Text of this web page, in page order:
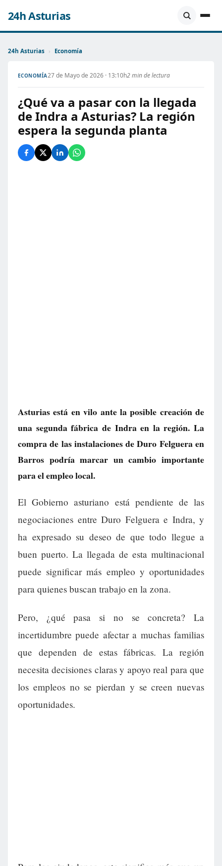
24h Asturias
24h Asturias › Economía
ECONOMÍA27 de Mayo de 2026 · 13:10h2 min de lectura
¿Qué va a pasar con la llegada
de Indra a Asturias? La región
espera la segunda planta
Asturias está en vilo ante la posible creación de
una segunda fábrica de Indra en la región. La
compra de las instalaciones de Duro Felguera en
Barros podría marcar un cambio importante
para el empleo local.
El Gobierno asturiano está pendiente de las
negociaciones entre Duro Felguera e Indra, y
ha expresado su deseo de que todo llegue a
buen puerto. La llegada de esta multinacional
puede significar más empleo y oportunidades
para quienes buscan trabajo en la zona.
Pero, ¿qué pasa si no se concreta? La
incertidumbre puede afectar a muchas familias
que dependen de estas fábricas. La región
necesita decisiones claras y apoyo real para que
los empleos no se pierdan y se creen nuevas
oportunidades.